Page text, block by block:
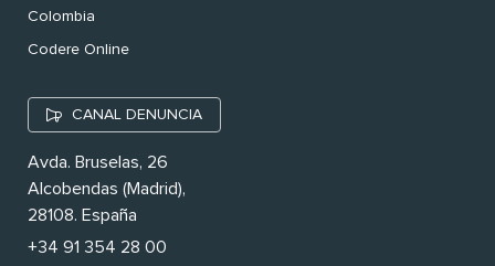
Colombia
Codere Online
CANAL DENUNCIA
Avda. Bruselas, 26
Alcobendas (Madrid),
28108. España
+34 91 354 28 00